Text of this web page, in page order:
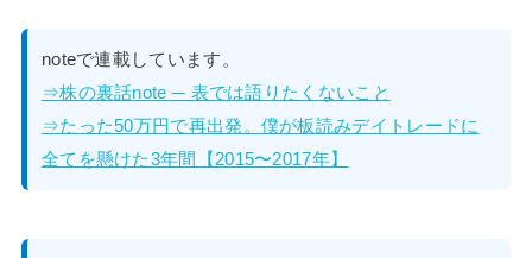
noteで連載しています。
⇒株の裏話note ─ 表では語りたくないこと
⇒たった50万円で再出発。僕が板読みデイトレードに
全てを懸けた3年間【2015〜2017年】